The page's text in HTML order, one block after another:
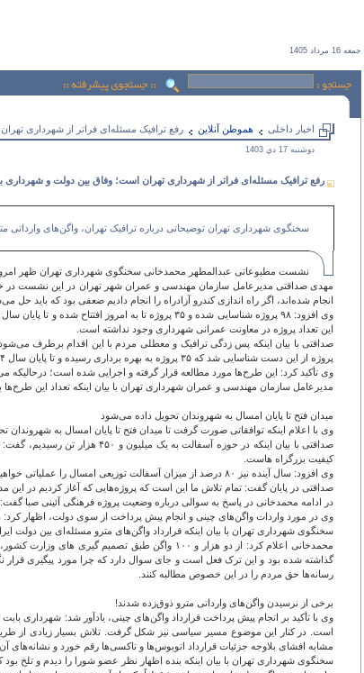
جمعه 16 مرداد 1405
اخبار داخلی هموطن آنلاين رفع ترافیک مسئله‌ای فراتر از شهرداری
دوشنبه 17 دي 1403
رفع ترافیک مسئله‌ای فراتر از شهرداری تهران است؛ وفاق بین دولت و
سخنگوی شهرداری تهران توضیحاتی درباره ترافیک تهران، واگن‌های وارداتی
نشست مطبوعاتی عبدالمطهر محمدخانی سخنگوی شهرداری تهران ظهر امروز ۱۷ دی ماه ۱۴۰۳ در باغ نگارستان برگزار
مهدی صداقتی مدیرعامل سازمان مهندسی و عمران شهر تهران در این نشست در
انجام شده‌اند، اگر راه اندازی کندرو آزادراه را انجام دادیم ضعفی بود که باید حل
این تعداد پروژه در معاونت عمرانی شهرداری وجود نداشته است.
پروژه از این دست شناسایی شد که ۳۵ پروژه به بهره برداری رسیده و تا پایان سال ۱۴ تقاطع و بهار سال بعد ۱۰ پروژه افتتاح می‌شود و به ۶۰ تقاطع از ۹۸ تقاطع می رسیم.
وی تأکید کرد: این طرح‌ها مورد مطالعه قرار گرفته و اجرایی شده است؛
مدیرعامل سازمان مهندسی و عمران شهرداری تهران با بیان اینکه تعداد این
میدان فتح تا پایان امسال به شهروندان تحویل داده می‌شود
وی با اعلام اینکه توافقاتی صورت گرفت تا میدان فتح تا پایان امسال به
صداقتی با بیان اینکه در
کیفیت بزرگراه هاست.
وی افزود: سال آینده نیز ۸۰ درصد از میزان آسفالت توزیعی امسال را عملیاتی خواهیم کرد و این به معنای حفظ وضعیت تولید یک میلیون و ۵۰۰ هزار تن آسفالت و کیفیت معابر و بزرگراه‌های تهران به شمار می‌رود.
صداقتی در پایان گفت: تمام تلاش ما این است که پروژه‌هایی که آغاز کردیم در
در ادامه محمدخانی در پاسخ به سوالی درباره وضعیت پروژه فرهنگی آئینی صبا گفت:
وی در مورد واردات واگن‌های چینی و انجام پیش پرداخت از سوی دولت، اظهار
سخنگوی شهرداری تهران با بیان اینکه قرارداد واگن‌های مترو مسئله‌ای بین دولت
گذاشته شده بود و این ترک فعل است و جای سوال دارد که چرا مورد پیگیری قرار
رسانه‌ها حق مردم را در این خصوص مطالبه کنند.
برخی از نرسیدن واگن‌های وارداتی مترو ذوق‌زده شدند!
است. در کنار این موضوع مسیر سیاسی نیز شکل گرفت. تلاش بسیار زیادی از
مشابه افشای بلاوجه جزئیات قرارداد اتوبوس‌ها و تاکسی‌ها رقم خورد و نشانه‌های
سخنگوی شهرداری تهران با بیان اینکه بنده اظهار نظر عضو شورا را دیدم و